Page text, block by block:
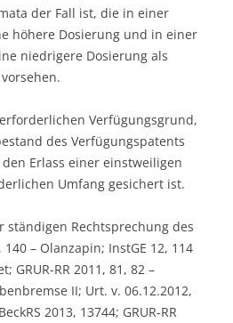
der Fall ist, die in einer
höhere Dosierung und in einer
niedrigere Dosierung als
Verfügungsgrund,
des Verfügungspatents
Erlass einer einstweiligen
Umfang gesichert ist.
ständigen Rechtsprechung des
140 – Olanzapin; InstGE 12, 114
GRUR-RR 2011, 81, 82 –
II; Urt. v. 06.12.2012,
2013, 13744; GRUR-RR